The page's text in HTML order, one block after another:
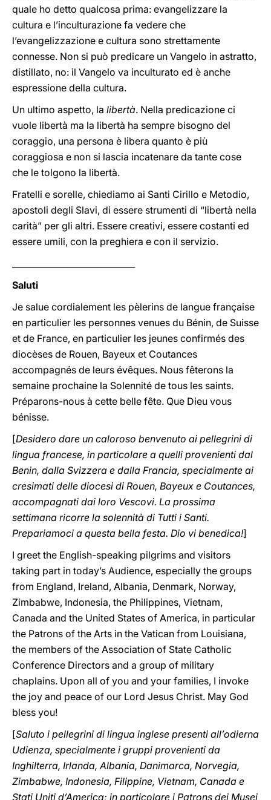
quale ho detto qualcosa prima: evangelizzare la
cultura e l’inculturazione fa vedere che
l’evangelizzazione e cultura sono strettamente
connesse. Non si può predicare un Vangelo in astratto,
distillato, no: il Vangelo va inculturato ed è anche
espressione della cultura.
Un ultimo aspetto, la libertà. Nella predicazione ci
vuole libertà ma la libertà ha sempre bisogno del
coraggio, una persona è libera quanto è più
coraggiosa e non si lascia incatenare da tante cose
che le tolgono la libertà.
Fratelli e sorelle, chiediamo ai Santi Cirillo e Metodio,
apostoli degli Slavi, di essere strumenti di “libertà nella
carità” per gli altri. Essere creativi, essere costanti ed
essere umili, con la preghiera e con il servizio.
Saluti
Je salue cordialement les pèlerins de langue française
en particulier les personnes venues du Bénin, de Suisse
et de France, en particulier les jeunes confirmés des
diocèses de Rouen, Bayeux et Coutances
accompagnés de leurs évêques. Nous fêterons la
semaine prochaine la Solennité de tous les saints.
Préparons-nous à cette belle fête. Que Dieu vous
bénisse.
[Desidero dare un caloroso benvenuto ai pellegrini di
lingua francese, in particolare a quelli provenienti dal
Benin, dalla Svizzera e dalla Francia, specialmente ai
cresimati delle diocesi di Rouen, Bayeux e Coutances,
accompagnati dai loro Vescovi. La prossima
settimana ricorre la solennità di Tutti i Santi.
Prepariamoci a questa bella festa. Dio vi benedica!]
I greet the English-speaking pilgrims and visitors
taking part in today’s Audience, especially the groups
from England, Ireland, Albania, Denmark, Norway,
Zimbabwe, Indonesia, the Philippines, Vietnam,
Canada and the United States of America, in particular
the Patrons of the Arts in the Vatican from Louisiana,
the members of the Association of State Catholic
Conference Directors and a group of military
chaplains. Upon all of you and your families, I invoke
the joy and peace of our Lord Jesus Christ. May God
bless you!
[Saluto i pellegrini di lingua inglese presenti all’odierna
Udienza, specialmente i gruppi provenienti da
Inghilterra, Irlanda, Albania, Danimarca, Norvegia,
Zimbabwe, Indonesia, Filippine, Vietnam, Canada e
Stati Uniti d’America; in particolare i Patrons dei Musei